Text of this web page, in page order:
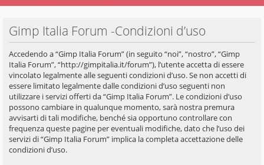
Gimp Italia Forum -Condizioni d’uso
Accedendo a “Gimp Italia Forum” (in seguito “noi”, “nostro”, “Gimp
Italia Forum”, “http://gimpitalia.it/forum”), l’utente accetta di essere
vincolato legalmente alle seguenti condizioni d’uso. Se non accetti di
essere limitato legalmente dalle condizioni d’uso seguenti non
utilizzare i servizi offerti da “Gimp Italia Forum”. Le condizioni d’uso
possono cambiare in qualunque momento, sarà nostra premura
avvisarti di tali modifiche, benché sia opportuno controllare con
frequenza queste pagine per eventuali modifiche, dato che l’uso dei
servizi di “Gimp Italia Forum” implica la completa accettazione delle
condizioni d’uso.